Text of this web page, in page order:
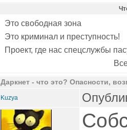
Это свободная зона
Это криминал и преступность!
Проект, где нас спецслужбы
Даркнет - что это? Опасности,
Kuzya